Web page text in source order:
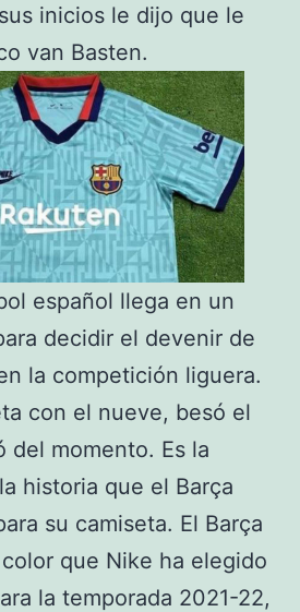
inicios le dijo que le
van Basten.
español llega en un
decidir el devenir de
la competición liguera.
con el nueve, besó el
del momento. Es la
historia que el Barça
su camiseta. El Barça
que Nike ha elegido
la temporada 2021-22,